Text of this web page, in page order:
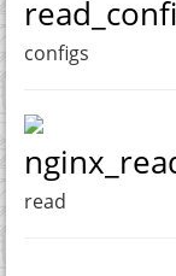
configs
read